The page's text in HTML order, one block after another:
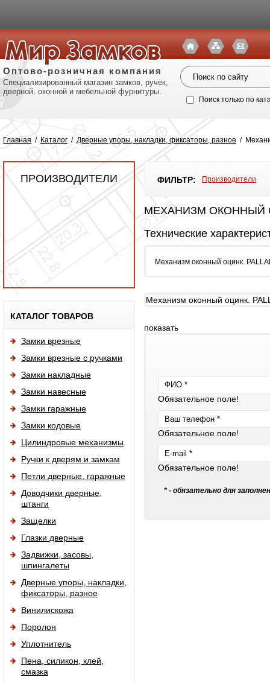
Оптово-розничная компания
Специализированный магазин замков, ручек,
дверной, оконной и мебельной фурнитуры.
Поиск только по
Главная / Каталог / Дверные упоры, накладки, фиксаторы, разное /
ПРОИЗВОДИТЕЛИ
КАТАЛОГ ТОВАРОВ
Замки врезные
Замки врезные с ручками
Замки накладные
Замки навесные
Замки гаражные
Замки кодовые
Цилиндровые механизмы
Ручки к дверям и замкам
Петли дверные, гаражные
Доводчики дверные,
штанги
Защелки
Глазки дверные
Задвижки, засовы,
шпингалеты
Дверные упоры, накладки,
фиксаторы, разное
Винилискожа
Поролон
Уплотнитель
Пена, силикон, клей,
смазка
ФИЛЬТР: Производители
МЕХАНИЗМ ОКОННЫЙ
Технические
Механизм оконный оцинк.
Механизм оконный оцинк.
показать
Обязательное поле!
Обязательное поле!
Обязательное поле!
* - обязательно для